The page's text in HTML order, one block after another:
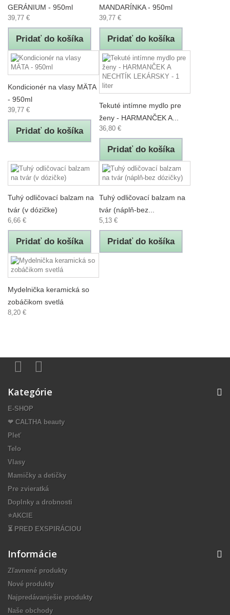
GERÁNIUM - 950ml
39,77 €
Pridať do košíka
MANDARÍNKA - 950ml
39,77 €
Pridať do košíka
Kondicionér na vlasy MÄTA
- 950ml
39,77 €
Pridať do košíka
Tekuté intímne mydlo pre
ženy - HARMANČEK A...
36,80 €
Pridať do košíka
Tuhý odličovací balzam na
tvár (v dózičke)
6,66 €
Pridať do košíka
Tuhý odličovací balzam na
tvár (náplň-bez...
5,13 €
Pridať do košíka
Mydelnička keramická so
zobáčikom svetlá
8,20 €
Kategórie
E-SHOP
❤ CALTHA beauty
Pleť
Telo
Vlasy
Mamičky a detičky
Pre zvieratká
Doplnky a drobnosti
⭐️AKCIE
⏳ PRED EXSPIRÁCIOU
Informácie
Zľavnené produkty
Nové produkty
Najpredávanješie produkty
Naše obchody